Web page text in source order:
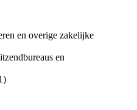
en overige zakelijke
en